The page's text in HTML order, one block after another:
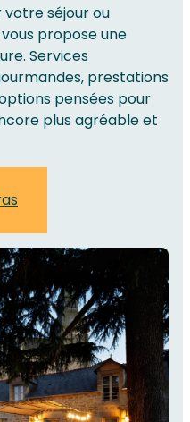
votre séjour ou
propose une
Services
prestations
pensées pour
plus agréable et